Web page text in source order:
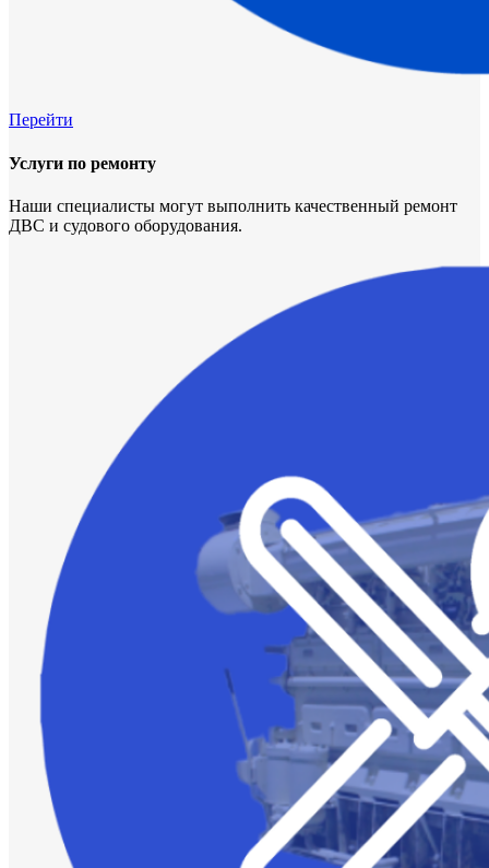
Перейти
Услуги по ремонту
Наши специалисты могут выполнить качественный ремонт
ДВС и судового оборудования.